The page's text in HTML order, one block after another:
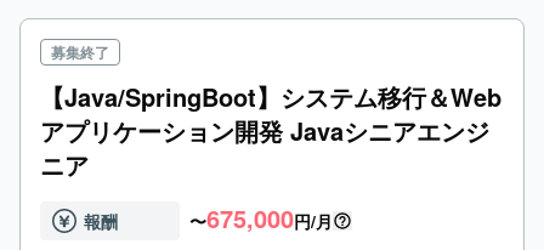
募集終了
【Java/SpringBoot】システム移行＆Web
アプリケーション開発 Javaシニアエンジ
ニア
報酬 〜675,000円/月